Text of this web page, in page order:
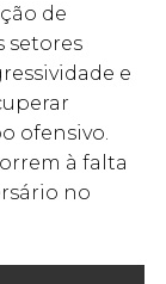
de
setores
e
ofensivo.
à falta
no